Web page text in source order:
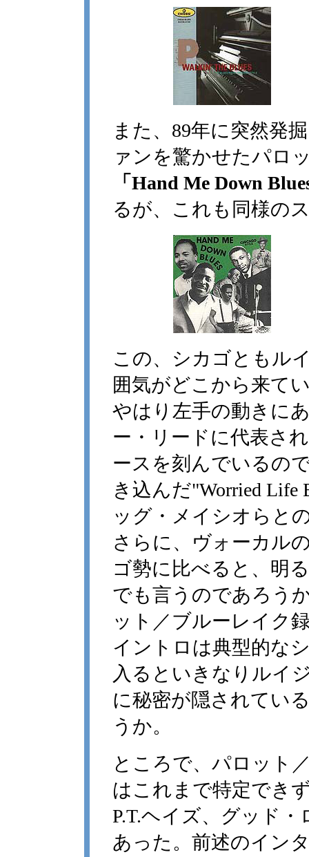
また、89年に突然発
ァンを驚かせたパロ
「Hand Me Down
るが、これも同様の
この、シカゴともル
囲気がどこから来て
やはり左手の動きに
ー・リードに代表さ
ースを刻んでいるの
き込んだ"Worried
ッグ・メイシオらと
さらに、ヴォーカル
ゴ勢に比べると、明
でも言うのであろう
ット／ブルーレイク
イントロは典型的な
入るといきなりルイ
に秘密が隠されてい
うか。
ところで、パロット
はこれまで特定でき
P.T.ヘイズ、グッド
あった。前述のイン